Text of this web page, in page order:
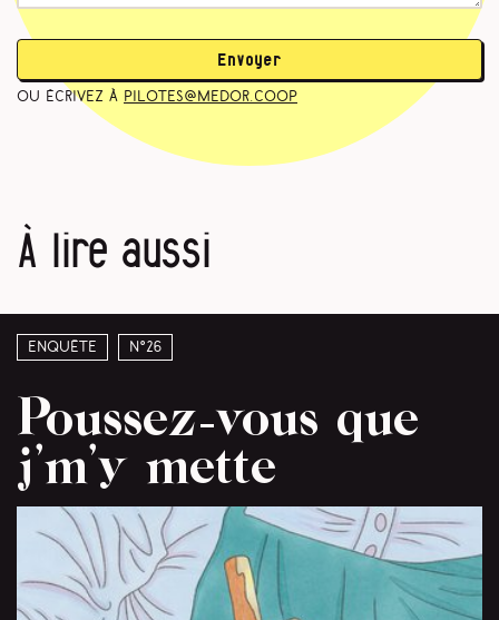
Envoyer
ou écrivez à pilotes@medor.coop
À lire aussi
Enquête N°26
Poussez-vous que
j’m’y mette